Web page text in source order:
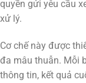
quyền gửi yêu cầu
xử lý.
Cơ chế này được
đa mâu thuẫn. Mỗi
thông tin, kết quả